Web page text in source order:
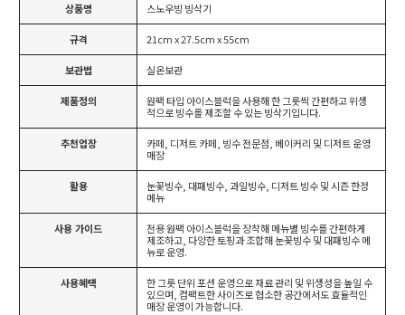
상품명 스노우빙 빙삭기
규격 21cm x 27.5cm x 55cm
보관법 실온보관
제품정의
원팩 타입 아이스블럭을 사용해 한 그릇씩 간편하고 위생
적으로 빙수를 제조할 수 있는 빙삭기입니다.
추천업장
카페, 디저트 카페, 빙수 전문점, 베이커리 및 디저트 운영
매장
활용
눈꽃빙수, 대패빙수, 과일빙수, 디저트 빙수 및 시즌 한정
메뉴
사용 가이드
전용 원팩 아이스블럭을 장착해 메뉴별 빙수를 간편하게
제조하고, 다양한 토핑과 조합해 눈꽃빙수 및 대패빙수 메
뉴로 운영.
사용혜택
한 그릇 단위 포션 운영으로 재료 관리 및 위생성을 높일 수
있으며, 컴팩트한 사이즈로 협소한 공간에서도 효율적인
매장 운영이 가능합니다.